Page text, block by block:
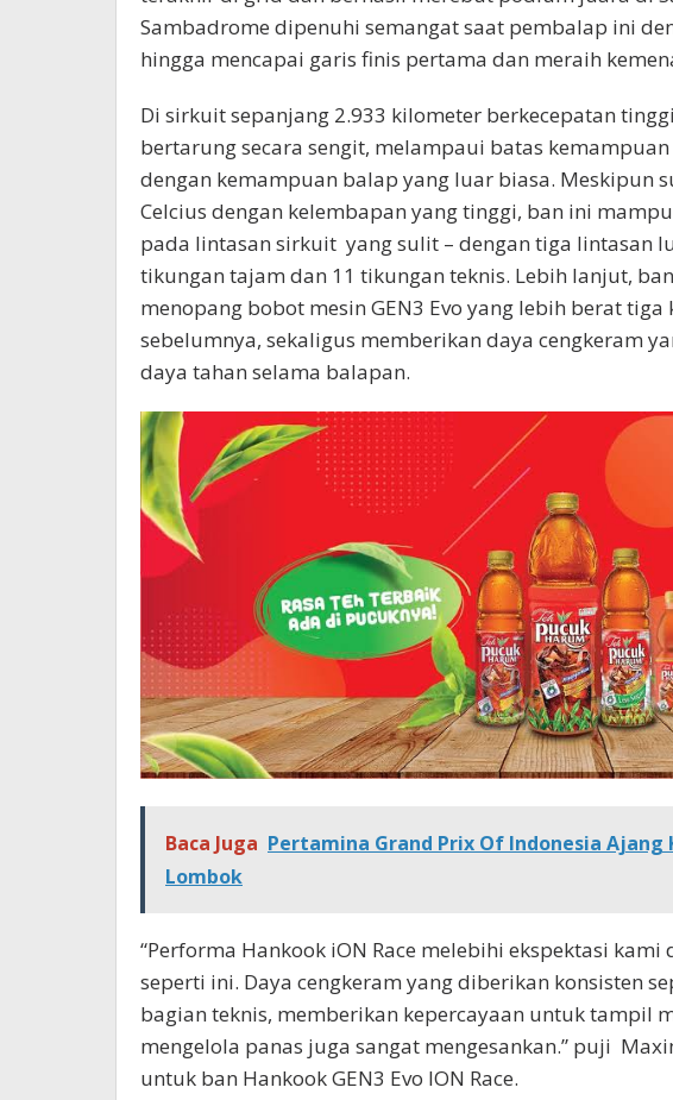
Sambadrome dipenuhi semangat saat pembalap ini
hingga mencapai garis finis pertama dan meraih
Di sirkuit sepanjang 2.933 kilometer berkecepatan
bertarung secara sengit, melampaui batas
dengan kemampuan balap yang luar biasa. Meskipun
Celcius dengan kelembapan yang tinggi, ban ini
pada lintasan sirkuit yang sulit – dengan tiga lintasan
tikungan tajam dan 11 tikungan teknis. Lebih lanjut,
menopang bobot mesin GEN3 Evo yang lebih berat
sebelumnya, sekaligus memberikan daya cengkeram
daya tahan selama balapan.
Baca Juga Pertamina Grand Prix Of Indonesia
Lombok
“Performa Hankook iON Race melebihi ekspektasi
seperti ini. Daya cengkeram yang diberikan konsisten
bagian teknis, memberikan kepercayaan untuk tampil
mengelola panas juga sangat mengesankan.” puji
untuk ban Hankook GEN3 Evo ION Race.